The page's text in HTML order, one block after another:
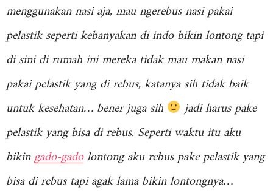
menggunakan nasi aja, mau ngerebus nasi pakai
pelastik seperti kebanyakan di indo bikin lontong tapi
di sini di rumah ini mereka tidak mau makan nasi
pakai pelastik yang di rebus, katanya sih tidak baik
untuk kesehatan… bener juga sih
jadi harus pake
pelastik yang bisa di rebus. Seperti waktu itu aku
bikingado-gadolontong aku rebus pake pelastik yang
bisa di rebus tapi agak lama bikin lontongnya…